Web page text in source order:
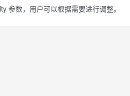
参数，用户可以根据需要进行调整。